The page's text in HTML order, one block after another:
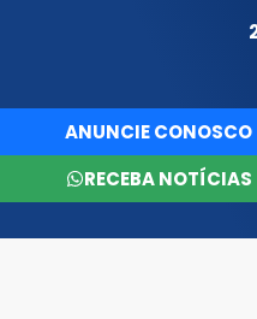
ANUNCIE CONOSCO
RECEBA NOTÍCIAS